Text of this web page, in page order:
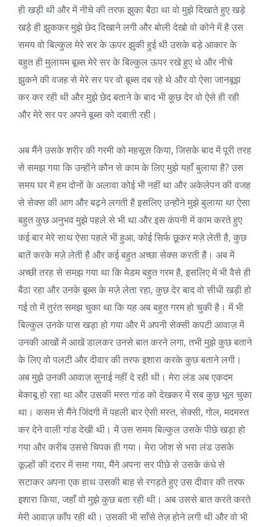
ही खड़ी थी और में नीचे की तरफ झुका बैठा था वो मुझे दिखाते हुए खड़े
खड़े ही झुककर मुझे छेद दिखाने लगी और बोली देखो वो कोने में है उस
समय वो बिल्कुल मेरे सर के ऊपर झुकी हुई थी उसके बड़े आकार के
बहुत ही मुलायम बूब्स मेरे सर के बिल्कुल ऊपर रखे हुए थे और नीचे
झुकने की वजह से मेरे सर पर वो बूब्स दब रहे थे और वो ऐसा जानबूझ
कर कर रही थी और मुझे छेद बताने के बाद भी कुछ देर वो ऐसे ही रही
और मेरे सर पर अपने बूब्स को दबाती रही।
अब मैंने उसके शरीर की गरमी को महसूस किया, जिसके बाद में पूरी तरह
से समझ गया कि उन्होंने कौन से काम के लिए मुझे यहाँ बुलाया है? उस
समय घर में हम दोनों के अलावा कोई भी नहीं था और अकेलेपन की वजह
से सेक्स की आग और बढ़ने लगती है इसलिए उन्होंने मुझे बुलाया था ऐसा
बहुत कुछ अनुभव मुझे पहले से भी था और इस कंपनी में काम करते हुए
कई बार मेरे साथ ऐसा पहले भी हुआ, कोई सिर्फ छूकर मज़े लेती है, कुछ
बातें करके मज़े लेती है और कई बहुत अच्छा सेक्स करती है। अब में
अच्छी तरह से समझ गया था कि मेडम बहुत गरम है, इसलिए में भी वैसे ही
बैठा रहा और उनके बूब्स के मज़े लेता रहा, कुछ देर बाद वो सीधी खड़ी हो
गई तो में तुरंत समझ चुका था कि यह अब बहुत गरम हो चुकी है। में भी
बिल्कुल उनके पास खड़ा हो गया और में अपनी सेक्सी कपटी आवाज़ में
उनकी आखों में आखें डालकर उनसे बात करने लगा, तभी मुझे कुछ बताने
के लिए वो पलटी और दीवार की तरफ इशारा करके कुछ बताने लगी।
अब मुझे उनकी आवाज़ सुनाई नहीं दे रही थी। मेरा लंड अब एकदम
बेकाबू हो रहा था और उसकी मस्त गांड को देखकर में सब कुछ भूल चुका
था। कसम से मैंने जिंदगी में पहली बार ऐसी मस्त, सेक्सी, गोल, मदमस्त
कर देने वाली गांड देखी थी। में उस समय बिल्कुल उसके पीछे खड़ा हो
गया और करीब उससे चिपक ही गया। मेरा जोश से भरा लंड उसके
कूल्हों की दरार में समा गया, मैंने अपना सर पीछे से उसके कंधे से
सटाकर अपना एक हाथ उसकी बाह से रगड़ते हुए उस दीवार की तरफ
इशारा किया, जहाँ वो मुझे कुछ बता रही थी। अब उससे बात करते करते
मेरी आवाज़ काँप रही थी। उसकी भी साँसे तेज़ होने लगी थी और वो भी